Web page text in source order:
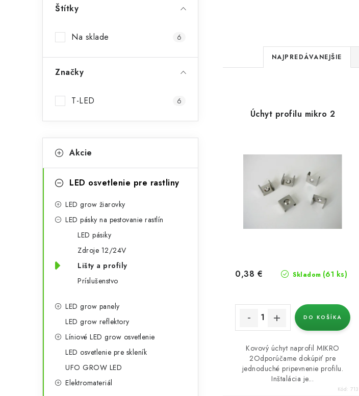
n
Štítky
Na sklade 6
Značky
T-LED 6
kategórie
a
Akcie
LED osvetlenie pre rastliny
LED grow žiarovky
LED pásky na pestovanie rastlín
LED pásiky
Zdroje 12/24V
Lišty a profily
Príslušenstvo
LED grow panely
LED grow reflektory
Líniové LED grow osvetlenie
LED osvetlenie pre skleník
UFO GROW LED
Elektromateriál
R
a
e
i
p
o
t
o
v
NAJPREDÁVANEJŠIE
Úchyt profilu mikro 2
Skladom (61 ks)
0,38 €
DO KOŠÍKA
Kovový úchyt naprofil MIKRO
2Odporúčame dokúpiť pre
jednoduché pripevnenie profilu.
Inštalácia je...
Kód:713